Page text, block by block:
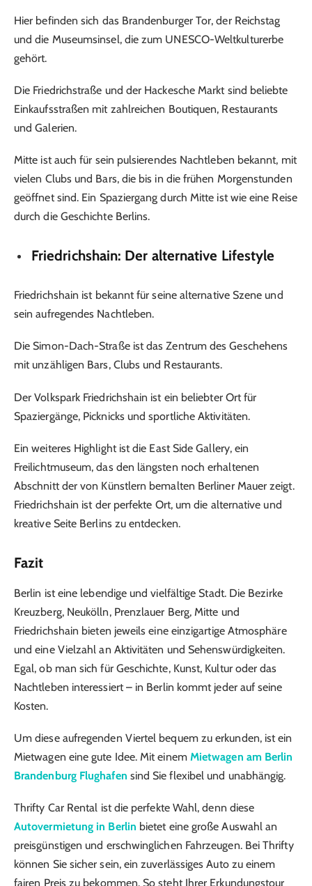
Hier befinden sich das Brandenburger Tor, der Reichstag
und die Museumsinsel, die zum UNESCO-Weltkulturerbe
gehört.
Die Friedrichstraße und der Hackesche Markt sind beliebte
Einkaufsstraßen mit zahlreichen Boutiquen, Restaurants
und Galerien.
Mitte ist auch für sein pulsierendes Nachtleben bekannt, mit
vielen Clubs und Bars, die bis in die frühen Morgenstunden
geöffnet sind. Ein Spaziergang durch Mitte ist wie eine Reise
durch die Geschichte Berlins.
Friedrichshain: Der alternative Lifestyle
Friedrichshain ist bekannt für seine alternative Szene und
sein aufregendes Nachtleben.
Die Simon-Dach-Straße ist das Zentrum des Geschehens
mit unzähligen Bars, Clubs und Restaurants.
Der Volkspark Friedrichshain ist ein beliebter Ort für
Spaziergänge, Picknicks und sportliche Aktivitäten.
Ein weiteres Highlight ist die East Side Gallery, ein
Freilichtmuseum, das den längsten noch erhaltenen
Abschnitt der von Künstlern bemalten Berliner Mauer zeigt.
Friedrichshain ist der perfekte Ort, um die alternative und
kreative Seite Berlins zu entdecken.
Fazit
Berlin ist eine lebendige und vielfältige Stadt. Die Bezirke
Kreuzberg, Neukölln, Prenzlauer Berg, Mitte und
Friedrichshain bieten jeweils eine einzigartige Atmosphäre
und eine Vielzahl an Aktivitäten und Sehenswürdigkeiten.
Egal, ob man sich für Geschichte, Kunst, Kultur oder das
Nachtleben interessiert – in Berlin kommt jeder auf seine
Kosten.
Um diese aufregenden Viertel bequem zu erkunden, ist ein
Mietwagen eine gute Idee. Mit einem Mietwagen am Berlin
Brandenburg Flughafen sind Sie flexibel und unabhängig.
Thrifty Car Rental ist die perfekte Wahl, denn diese
Autovermietung in Berlin bietet eine große Auswahl an
preisgünstigen und erschwinglichen Fahrzeugen. Bei Thrifty
können Sie sicher sein, ein zuverlässiges Auto zu einem
fairen Preis zu bekommen. So steht Ihrer Erkundungstour